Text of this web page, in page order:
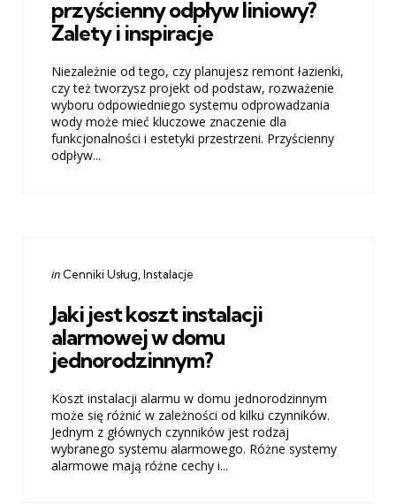
przyścienny odpływ liniowy?
Zalety i inspiracje
Niezależnie od tego, czy planujesz remont łazienki,
czy też tworzysz projekt od podstaw, rozważenie
wyboru odpowiedniego systemu odprowadzania
wody może mieć kluczowe znaczenie dla
funkcjonalności i estetyki przestrzeni. Przyścienny
odpływ...
Categories
Posted
in Cenniki Usług Instalacje
Jaki jest koszt instalacji
alarmowej w domu
jednorodzinnym?
Koszt instalacji alarmu w domu jednorodzinnym
może się różnić w zależności od kilku czynników.
Jednym z głównych czynników jest rodzaj
wybranego systemu alarmowego. Różne systemy
alarmowe mają różne cechy i...